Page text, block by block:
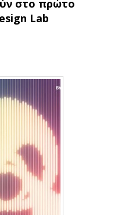
στο πρώτο
Lab